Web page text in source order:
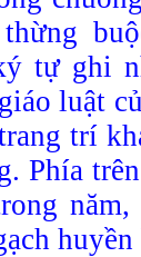
tự ghi
luật
trí
Phía